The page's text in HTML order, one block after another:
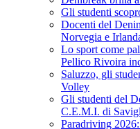
Gli studenti
Docenti del
Norvegia e
Lo sport come
Pellico Rivoira
Saluzzo, gli
Volley
Gli studenti del
C.E.M.I. di
Paradriving